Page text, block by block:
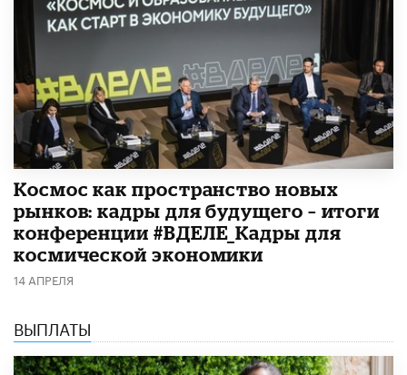
Космос как пространство новых
рынков: кадры для будущего – итоги
конференции #ВДЕЛЕ_Кадры для
космической экономики
14 АПРЕЛЯ
ВЫПЛАТЫ